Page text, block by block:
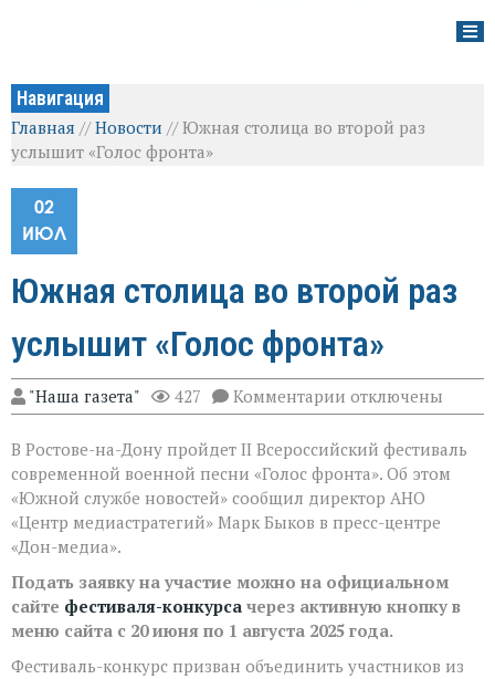
Навигация
Главная //Новости //Южная столица во второй раз
услышит «Голос фронта»
02
ИЮЛ
Южная столица во второй раз
услышит «Голос фронта»
"Наша газета" 427 Комментарии к
записи
столица
во
второй
раз
услышит
отключены
В Ростове-на-Дону пройдет II Всероссийский фестиваль
современной военной песни «Голос фронта». Об этом
«Южной службе новостей» сообщил директор АНО
«Центр медиастратегий» Марк Быков в пресс-центре
«Дон-медиа».
Подать заявку на участие можно на официальном
сайте фестиваля-конкурса через активную кнопку в
меню сайта с 20 июня по 1 августа 2025 года.
Фестиваль-конкурс призван объединить участников из